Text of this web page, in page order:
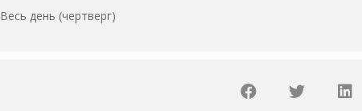
Весь день (чертверг)